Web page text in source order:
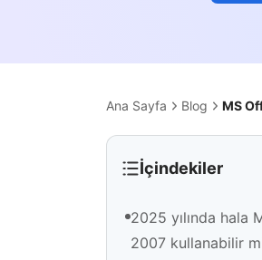
Ana Sayfa Blog MS
İçindekiler
2025 yılında hala
2007 kullanabilir